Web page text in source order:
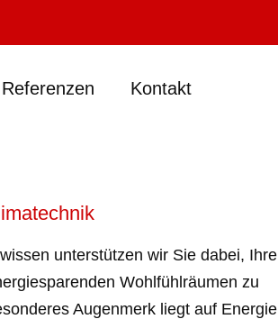
Referenzen Kontakt
unterstützen wir Sie dabei, Ihre
Wohlfühlräumen zu
Augenmerk liegt auf Energie